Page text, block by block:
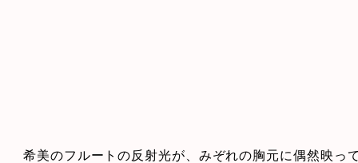
希美のフルートの反射光が、みぞれの胸元に偶然映っ